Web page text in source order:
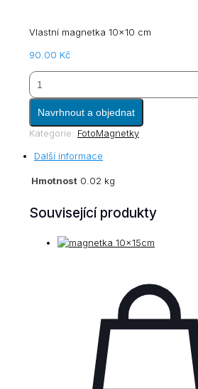
Vlastní magnetka 10×10 cm
90.00 Kč
Magnetka
10×10
cm
Navrhnout a objednat
Kategorie: FotoMagnetky
Další informace
Hmotnost 0.02 kg
Související produkty